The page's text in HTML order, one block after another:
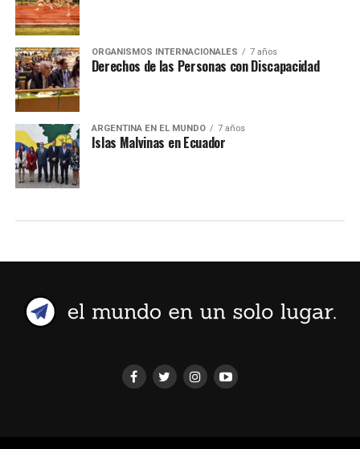
ORGANISMOS INTERNACIONALES 7 años
Derechos de las Personas con Discapacidad
ARGENTINA EN EL MUNDO 7 años
Islas Malvinas en Ecuador